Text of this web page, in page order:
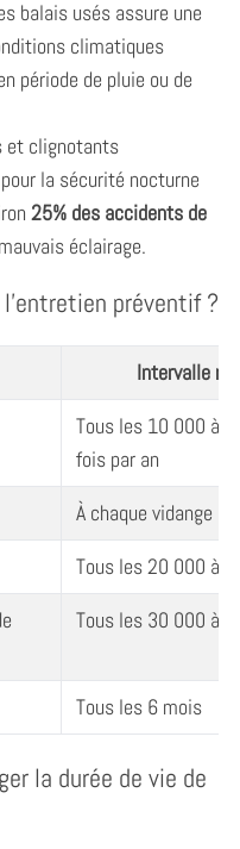
balais usés assure une
climatiques
période de pluie ou de
et clignotants
la sécurité nocturne
25% des accidents de
éclairage.
préventif ?
Intervalle
Tous les 10 000 à
fois par an
À chaque vidange
Tous les 20 000 à
Tous les 30 000 à
Tous les 6 mois
la durée de vie de